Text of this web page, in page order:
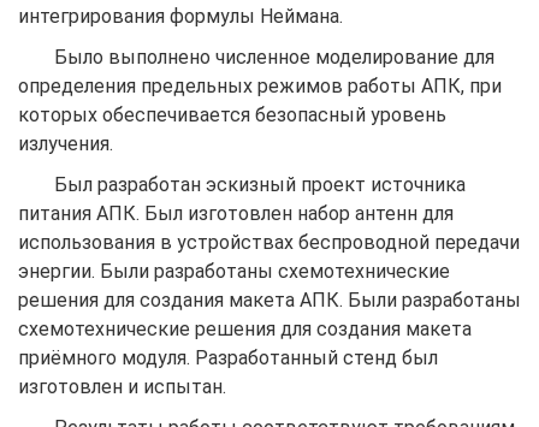
интегрирования формулы Неймана.
Было выполнено численное моделирование для
определения предельных режимов работы АПК, при
которых обеспечивается безопасный уровень
излучения.
Был разработан эскизный проект источника
питания АПК. Был изготовлен набор антенн для
использования в устройствах беспроводной передачи
энергии. Были разработаны схемотехнические
решения для создания макета АПК. Были разработаны
схемотехнические решения для создания макета
приёмного модуля. Разработанный стенд был
изготовлен и испытан.